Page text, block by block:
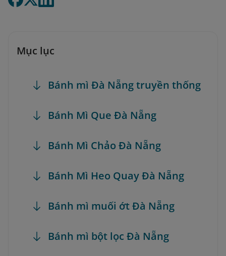
Mục lục
Bánh mì Đà Nẵng truyền thống
Bánh Mì Que Đà Nẵng
Bánh Mì Chảo Đà Nẵng
Bánh Mì Heo Quay Đà Nẵng
Bánh mì muối ớt Đà Nẵng
Bánh mì bột lọc Đà Nẵng